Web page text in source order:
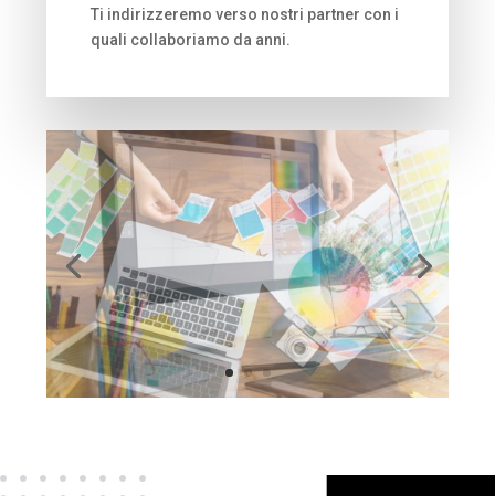
Ti indirizzeremo verso nostri partner con i
quali collaboriamo da anni.